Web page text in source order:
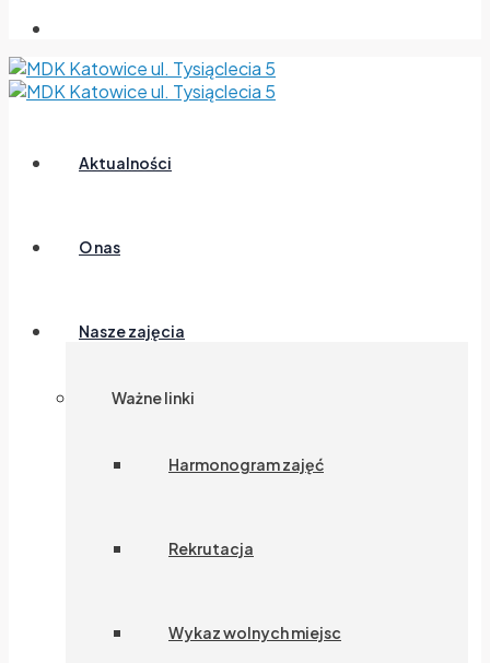
Aktualności
O nas
Nasze zajęcia
Ważne linki
Harmonogram zajęć
Rekrutacja
Wykaz wolnych miejsc